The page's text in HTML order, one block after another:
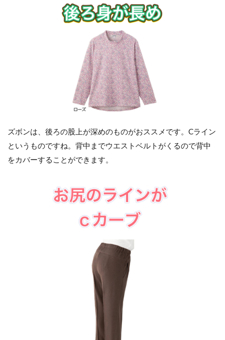
ズボンは、後ろの股上が深めのものがおススメです。Cライン
というものですね。背中までウエストベルトがくるので背中
をカバーすることができます。